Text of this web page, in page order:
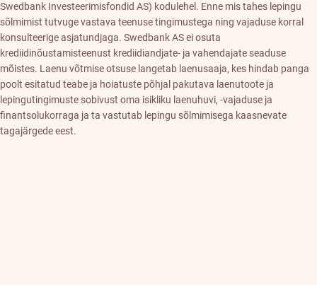
Swedbank Investeerimisfondid AS) kodulehel. Enne mis tahes lepingu
sõlmimist tutvuge vastava teenuse tingimustega ning vajaduse korral
konsulteerige asjatundjaga. Swedbank AS ei osuta
krediidinõustamisteenust krediidiandjate- ja vahendajate seaduse
mõistes. Laenu võtmise otsuse langetab laenusaaja, kes hindab panga
poolt esitatud teabe ja hoiatuste põhjal pakutava laenutoote ja
lepingutingimuste sobivust oma isikliku laenuhuvi, -vajaduse ja
finantsolukorraga ja ta vastutab lepingu sõlmimisega kaasnevate
tagajärgede eest.